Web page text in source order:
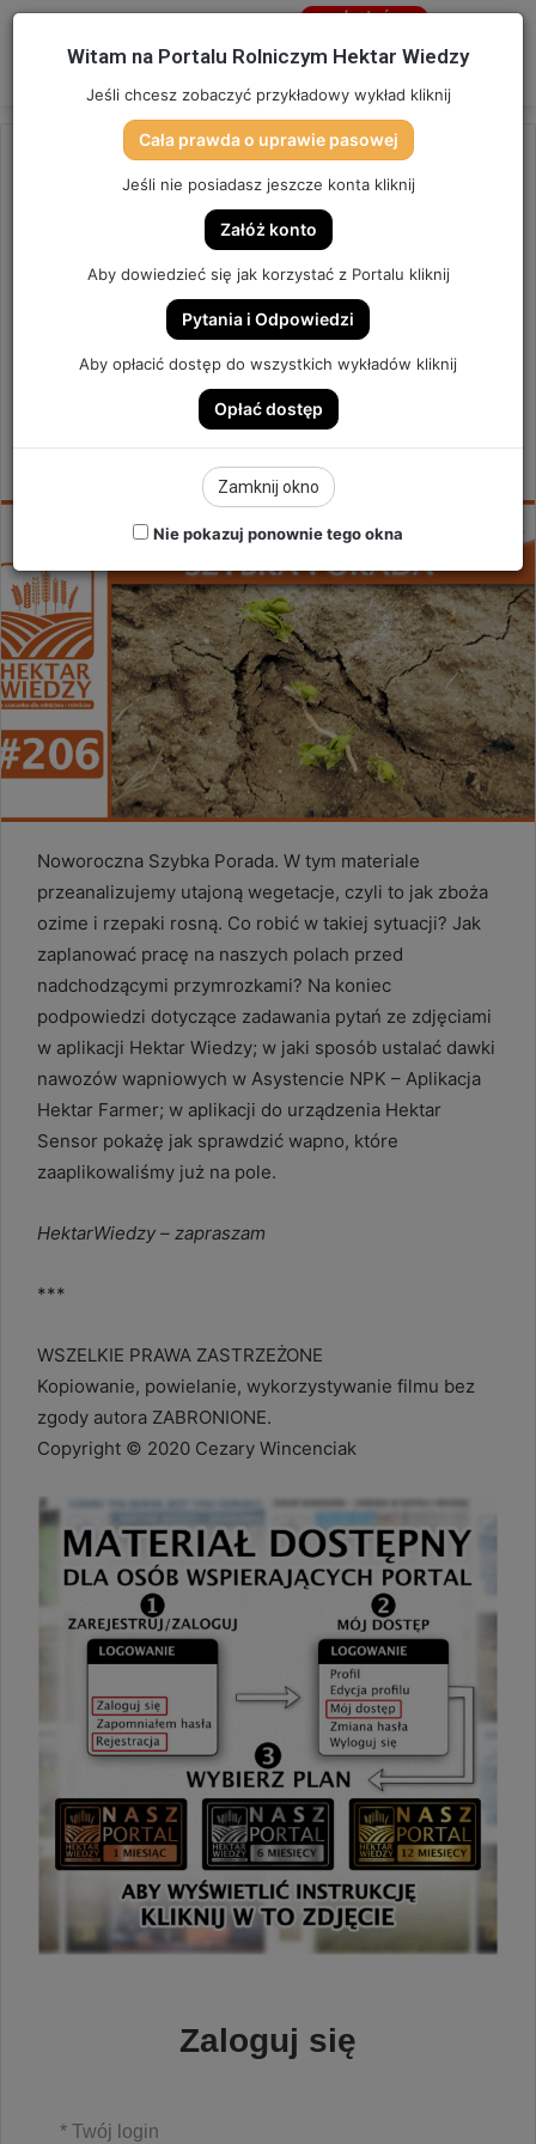
Menu
Jesteś
Strona główna/OSTATNIO DODANE
UTAJONA WEGETACJA –
NAWOZY NA POLE. | SZYBKA
PORADA #206
SZYBKA PORADA #206
an
Noworoczna Szybka Porada. W tym materiale
przeanalizujemy utajoną wegetacje, czyli to jak zboża
ozime i rzepaki rosną. Co robić w takiej sytuacji? Jak
zaplanować pracę na naszych polach przed
nadchodzącymi przymrozkami? Na koniec
podpowiedzi dotyczące zadawania pytań ze zdjęciami
w aplikacji Hektar Wiedzy; w jaki sposób ustalać dawki
nawozów wapniowych w Asystencie NPK – Aplikacja
Hektar Farmer; w aplikacji do urządzenia Hektar
Sensor pokażę jak sprawdzić wapno, które
zaaplikowaliśmy już na pole.
HektarWiedzy – zapraszam
***
WSZELKIE PRAWA ZASTRZEŻONE
Kopiowanie, powielanie, wykorzystywanie filmu bez
zgody autora ZABRONIONE.
Copyright © 2020 Cezary Wincenciak
Zaloguj się
* Twój login
Witam na Portalu Rolniczym Hektar Wiedzy
Jeśli chcesz zobaczyć przykładowy wykład kliknij
Cała prawda o uprawie pasowej
Jeśli nie posiadasz jeszcze konta kliknij
Załóż konto
Aby dowiedzieć się jak korzystać z Portalu kliknij
Pytania i Odpowiedzi
Aby opłacić dostęp do wszystkich wykładów kliknij
Opłać dostęp
Zamknij okno
Nie pokazuj ponownie tego okna